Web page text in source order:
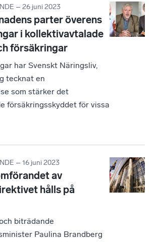
– 26 juni 2023
parter överens
i kollektivavtalade
försäkringar
har Svenskt Näringsliv,
tecknat en
som stärker det
försäkringsskyddet för vissa
– 16 juni 2023
av
hålls på
biträdande
Paulina Brandberg